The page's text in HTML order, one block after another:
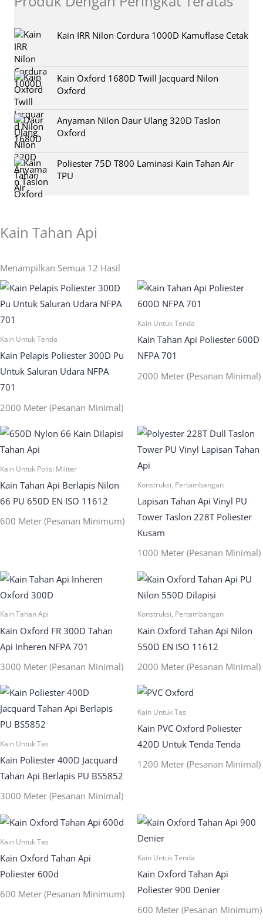
Kain IRR Nilon Cordura 1000D Kamuflase Cetak
Kain Oxford 1680D Twill Jacquard Nilon
Oxford
Anyaman Nilon Daur Ulang 320D Taslon
Oxford
Poliester 75D T800 Laminasi Kain Tahan Air
TPU
Kain Tahan Api
Menampilkan Semua 12 Hasil
Kain Untuk Tenda
Kain Pelapis Poliester 300D Pu
Untuk Saluran Udara NFPA
701
2000 Meter (Pesanan Minimal)
Kain Untuk Tenda
Kain Tahan Api Poliester 600D
NFPA 701
2000 Meter (Pesanan Minimal)
Kain Untuk Polisi Militer
Kain Tahan Api Berlapis Nilon
66 PU 650D EN ISO 11612
600 Meter (Pesanan Minimum)
Konstruksi, Pertambangan
Lapisan Tahan Api Vinyl PU
Tower Taslon 228T Poliester
Kusam
1000 Meter (Pesanan Minimal)
Kain Tahan Api
Kain Oxford FR 300D Tahan
Api Inheren NFPA 701
3000 Meter (Pesanan Minimal)
Konstruksi, Pertambangan
Kain Oxford Tahan Api Nilon
550D EN ISO 11612
2000 Meter (Pesanan Minimal)
Kain Untuk Tas
Kain Poliester 400D Jacquard
Tahan Api Berlapis PU BS5852
3000 Meter (Pesanan Minimal)
Kain Untuk Tas
Kain PVC Oxford Poliester
420D Untuk Tenda Tenda
1200 Meter (Pesanan Minimal)
Kain Untuk Tas
Kain Oxford Tahan Api
Poliester 600d
600 Meter (Pesanan Minimum)
Kain Untuk Tenda
Kain Oxford Tahan Api
Poliester 900 Denier
600 Meter (Pesanan Minimum)